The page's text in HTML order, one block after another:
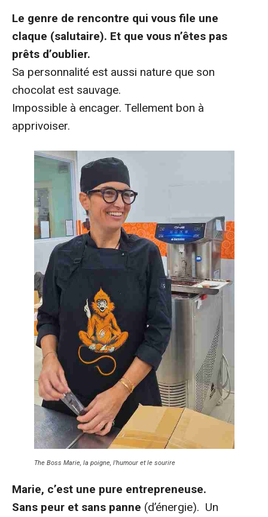
Le genre de rencontre qui vous file une
claque (salutaire). Et que vous n’êtes pas
prêts d’oublier.
Sa personnalité est aussi nature que son
chocolat est sauvage.
Impossible à encager. Tellement bon à
apprivoiser.
The Boss Marie, la poigne, l’humour et le sourire
Marie, c’est une pure entrepreneuse.
Sans peur et sans panne (d’énergie). Un